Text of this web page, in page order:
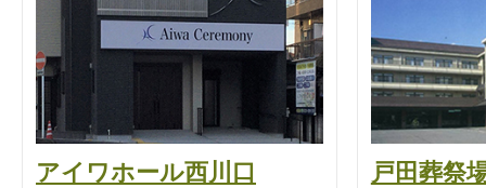
アイワホール西川口 戸田葬祭